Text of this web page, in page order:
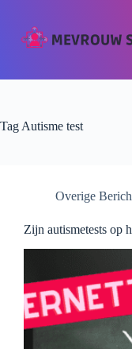
Tag Autisme test
Overige
Zijn autismetests op